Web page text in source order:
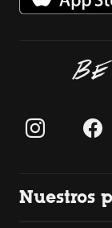
BE
Nuestros